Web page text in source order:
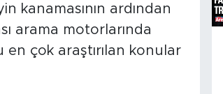
kanamasının ardından
arama motorlarında
çok araştırılan konular